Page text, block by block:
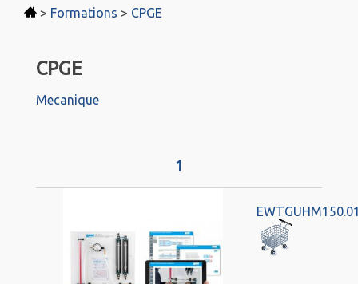
> Formations > CPGE
CPGE
Mecanique
1